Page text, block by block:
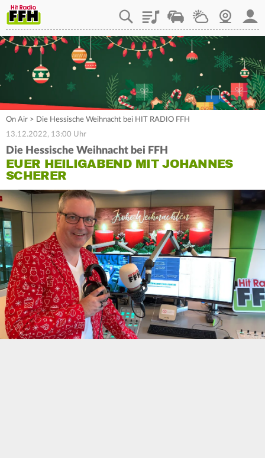
PlaylistStaupilotWetterWebcam
On Air > Die Hessische Weihnacht bei HIT RADIO FFH
13.12.2022, 13:00 Uhr
Die Hessische Weihnacht bei FFH
EUER HEILIGABEND MIT JOHANNES
SCHERER